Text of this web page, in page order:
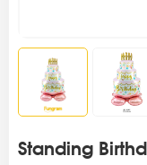
Standing